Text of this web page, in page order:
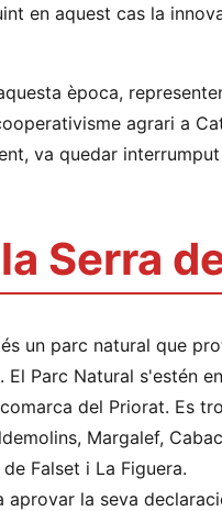
en aquest cas la
època,
agrari a
va quedar
Serra
un parc natural que
Parc Natural s'estén
del Priorat. Es
Margalef,
Falset i La Figuera.
la seva